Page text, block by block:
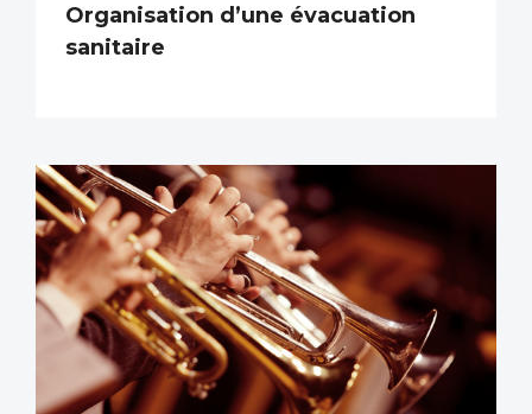
Organisation d’une évacuation
sanitaire